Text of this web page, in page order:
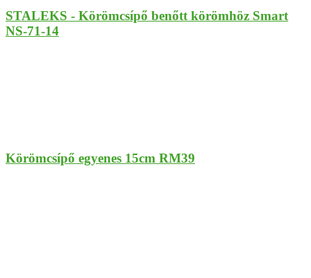
STALEKS - Körömcsípő benőtt körömhöz Smart
NS-71-14
Körömcsípő egyenes 15cm RM39